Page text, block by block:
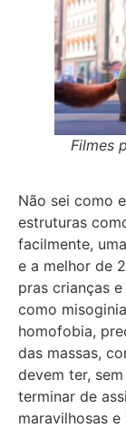
Filmes
Não sei como
estruturas
facilmente,
e a melhor de
pras crianças
como
homofobia,
das massas,
devem ter,
terminar de
maravilhosas